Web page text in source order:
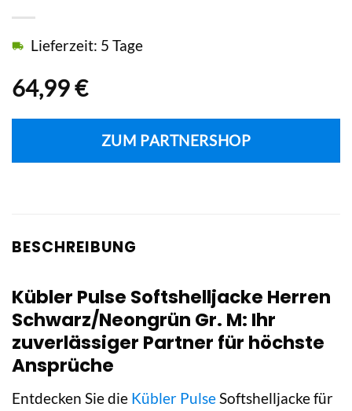
64,99€
Lieferzeit: 5 Tage
ZUM PARTNERSHOP
BESCHREIBUNG
Kübler Pulse Softshelljacke Herren
Schwarz/Neongrün Gr. M: Ihr
zuverlässiger Partner für höchste
Ansprüche
Entdecken Sie die Kübler PulseSoftshelljacke für